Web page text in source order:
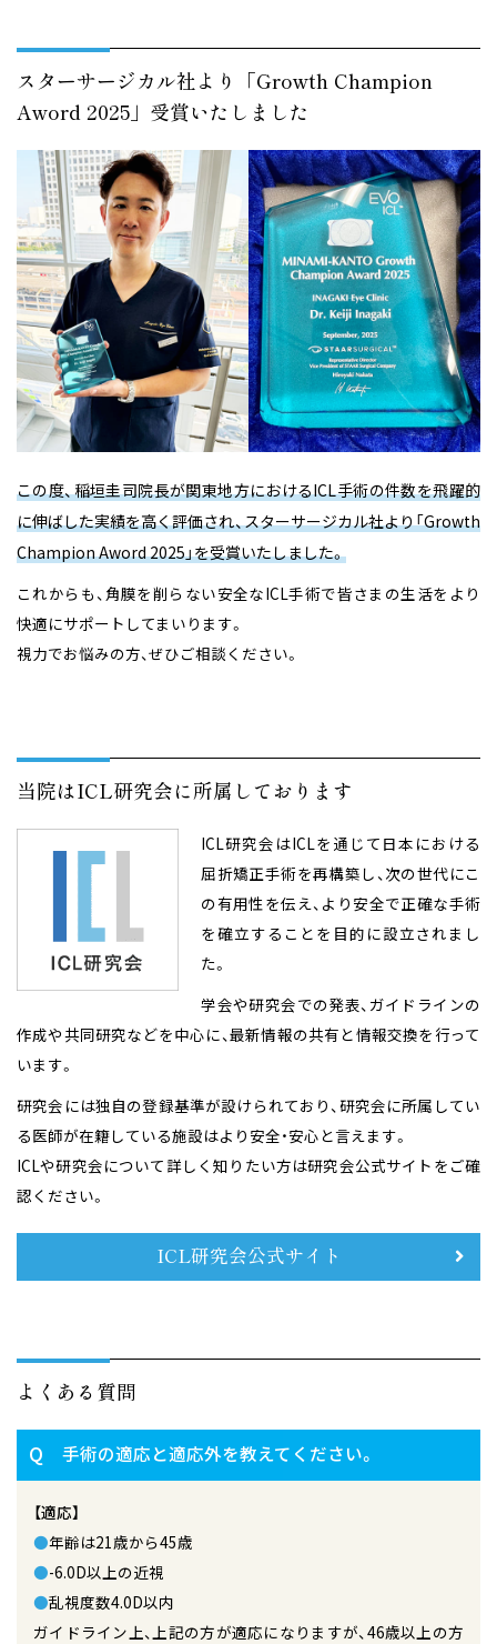
スターサージカル社より「Growth Champion
Aword 2025」受賞いたしました
この度、稲垣圭司院長が関東地方におけるICL手術の件数を飛躍的
に伸ばした実績を高く評価され、スターサージカル社より「Growth
Champion Aword 2025」を受賞いたしました。
これからも、角膜を削らない安全なICL手術で皆さまの生活をより
快適にサポートしてまいります。
視力でお悩みの方、ぜひご相談ください。
当院はICL研究会に所属しております
ICL研究会はICLを通じて日本における
屈折矯正手術を再構築し、次の世代にこ
の有用性を伝え、 より安全で正確な手術
を確立することを目的に設立されまし
た。
学会や研究会での発表、ガイドラインの
作成や共同研究などを中心に、最新情報の共有と情報交換を行って
います。
研究会には独自の登録基準が設けられており、研究会に所属してい
る医師が在籍している施設はより安全・安心と言えます。
ICLや研究会について詳しく知りたい方は研究会公式サイトをご確
認ください。
ICL研究会公式サイト
よくある質問
Q 手術の適応と適応外を教えてください。
【適応】
●年齢は21歳から45歳
●-6.0D以上の近視
●乱視度数4.0D以内
ガイドライン上、上記の方が適応になりますが、46歳以上の方